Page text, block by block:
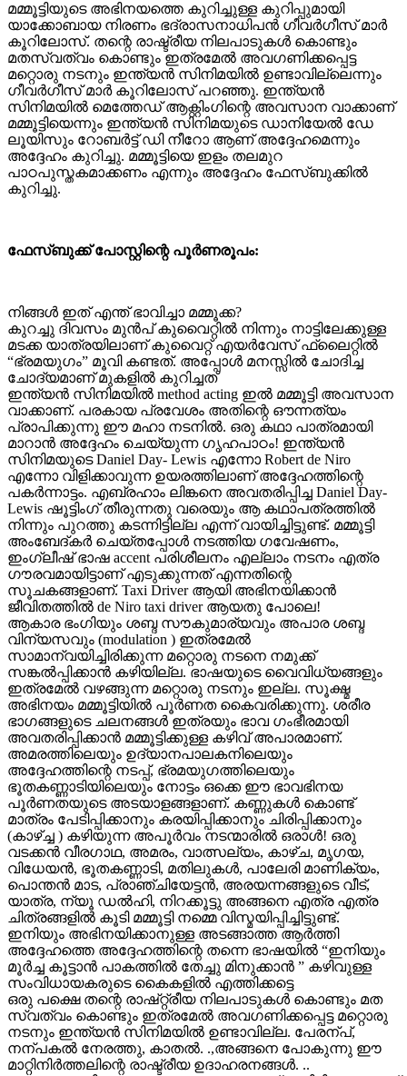
മമ്മൂട്ടിയുടെ അഭിനയത്തെ കുറിച്ചുള്ള കുറിപ്പുമായി
യാക്കോബായ നിരണം ഭദ്രാസനാധിപന്‍ ഗീവര്‍ഗീസ് മാര്‍
കൂറിലോസ്. തന്റെ രാഷ്ട്രീയ നിലപാടുകള്‍ കൊണ്ടും
മതസ്വത്വം കൊണ്ടും ഇത്രമേല്‍ അവഗണിക്കപ്പെട്ട
മറ്റൊരു നടനും ഇന്ത്യന്‍ സിനിമയില്‍ ഉണ്ടാവില്ലെന്നും
ഗീവര്‍ഗീസ് മാര്‍ കൂറിലോസ് പറഞ്ഞു. ഇന്ത്യന്‍
സിനിമയില്‍ മെത്തേഡ് ആക്റ്റിംഗിന്റെ അവസാന വാക്കാണ്
മമ്മൂട്ടിയെന്നും ഇന്ത്യന്‍ സിനിമയുടെ ഡാനിയേല്‍ ഡേ
ലൂയിസും റോബര്‍ട്ട് ഡി നീറോ ആണ് അദ്ദേഹമെന്നും
അദ്ദേഹം കുറിച്ചു. മമ്മൂട്ടിയെ ഇളം തലമുറ
പാഠപുസ്തകമാക്കണം എന്നും അദ്ദേഹം ഫേസ്ബുക്കില്‍
കുറിച്ചു.
ഫേസ്ബുക്ക് പോസ്റ്റിന്റെ പൂർണരൂപം:
നിങ്ങൾ ഇത് എന്ത് ഭാവിച്ചാ മമ്മൂക്ക?
കുറച്ചു ദിവസം മുൻപ് കുവൈറ്റിൽ നിന്നും നാട്ടിലേക്കുള്ള
മടക്ക യാത്രയിലാണ് കുവൈറ്റ്‌ എയർവേസ് ഫ്ലൈറ്റിൽ
“ഭ്രമയുഗം” മൂവി കണ്ടത്. അപ്പോൾ മനസ്സിൽ ചോദിച്ച
ചോദ്യമാണ് മുകളിൽ കുറിച്ചത്
ഇന്ത്യൻ സിനിമയിൽ method acting ഇൽ മമ്മൂട്ടി അവസാന
വാക്കാണ്. പരകായ പ്രവേശം അതിന്റെ ഔന്നത്യം
പ്രാപിക്കുന്നു ഈ മഹാ നടനിൽ. ഒരു കഥാ പാത്രമായി
മാറാൻ അദ്ദേഹം ചെയ്യുന്ന ഗൃഹപാഠം! ഇന്ത്യൻ
സിനിമയുടെ Daniel Day- Lewis എന്നോ Robert de Niro
എന്നോ വിളിക്കാവുന്ന ഉയരത്തിലാണ് അദ്ദേഹത്തിന്റെ
പകർന്നാട്ടം. എബ്രഹാം ലിങ്കനെ അവതരിപ്പിച്ച Daniel Day-
Lewis ഷൂട്ടിംഗ് തീരുന്നതു വരെയും ആ കഥാപത്രത്തിൽ
നിന്നും പുറത്തു കടന്നിട്ടില്ല എന്ന് വായിച്ചിട്ടുണ്ട്. മമ്മൂട്ടി
അംബേദ്കർ ചെയ്തപ്പോൾ നടത്തിയ ഗവേഷണം,
ഇംഗ്ലീഷ് ഭാഷ accent പരിശീലനം എല്ലാം നടനം എത്ര
ഗൗരവമായിട്ടാണ് എടുക്കുന്നത് എന്നതിന്റെ
സൂചകങ്ങളാണ്. Taxi Driver ആയി അഭിനയിക്കാൻ
ജീവിതത്തിൽ de Niro taxi driver ആയതു പോലെ!
ആകാര ഭംഗിയും ശബ്ദ സൗകുമാര്യവും അപാര ശബ്ദ
വിന്യസവും (modulation ) ഇത്രമേൽ
സാമാന്വയിച്ചിരിക്കുന്ന മറ്റൊരു നടനെ നമുക്ക്
സങ്കൽപ്പിക്കാൻ കഴിയില്ല. ഭാഷയുടെ വൈവിധ്യങ്ങളും
ഇത്രമേൽ വഴങ്ങുന്ന മറ്റൊരു നടനും ഇല്ല. സൂക്ഷ്മ
അഭിനയം മമ്മൂട്ടിയിൽ പൂർണത കൈവരിക്കുന്നു. ശരീര
ഭാഗങ്ങളുടെ ചലനങ്ങൾ ഇത്രയും ഭാവ ഗംഭീരമായി
അവതരിപ്പിക്കാൻ മമ്മൂട്ടിക്കുള്ള കഴിവ് അപാരമാണ്.
അമരത്തിലെയും ഉദ്യാനപാലകനിലെയും
അദ്ദേഹത്തിന്റെ നടപ്പ്, ഭ്രമയുഗത്തിലെയും
ഭൂതകണ്ണാടിയിലെയും നോട്ടം ഒക്കെ ഈ ഭാവഭിനയ
പൂർണതയുടെ അടയാളങ്ങളാണ്. കണ്ണുകൾ കൊണ്ട്
മാത്രം പേടിപ്പിക്കാനും കരയിപ്പിക്കാനും ചിരിപ്പിക്കാനും
(കാഴ്ച്ച ) കഴിയുന്ന അപൂർവം നടന്മാരിൽ ഒരാൾ! ഒരു
വടക്കൻ വീരഗാഥ, അമരം, വാത്സല്യം, കാഴ്ച, മൃഗയ,
വിധേയൻ, ഭൂതകണ്ണാടി, മതിലുകൾ, പാലേരി മാണിക്യം,
പൊന്തൻ മാട, പ്രാഞ്ചിയേട്ടൻ, അരയന്നങ്ങളുടെ വീട്,
യാത്ര, ന്യൂ ഡൽഹി, നിറക്കൂട്ടു അങ്ങനെ എത്ര എത്ര
ചിത്രങ്ങളിൽ കൂടി മമ്മൂട്ടി നമ്മെ വിസ്മയിപ്പിച്ചിട്ടുണ്ട്.
ഇനിയും അഭിനയിക്കാനുള്ള അടങ്ങാത്ത ആർത്തി
അദ്ദേഹത്തെ അദ്ദേഹത്തിന്റെ തന്നെ ഭാഷയിൽ “ഇനിയും
മൂർച്ച കൂട്ടാൻ പാകത്തിൽ തേച്ചു മിനുക്കാൻ ” കഴിവുള്ള
സംവിധായകരുടെ കൈകളിൽ എത്തിക്കട്ടെ
ഒരു പക്ഷെ തന്റെ രാഷ്റ്റ്രീയ നിലപാടുകൾ കൊണ്ടും മത
സ്വത്വം കൊണ്ടും ഇത്രമേൽ അവഗണിക്കപ്പെട്ട മറ്റൊരു
നടനും ഇന്ത്യൻ സിനിമയിൽ ഉണ്ടാവില്ല. പേരന്പ്,
നന്പകൽ നേരത്തു, കാതൽ. .,അങ്ങനെ പോകുന്നു ഈ
മാറ്റിനിർത്തലിന്റെ രാഷ്ട്രീയ ഉദാഹരനങ്ങൾ. ..